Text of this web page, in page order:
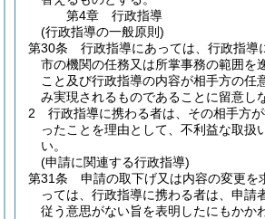
第4章
行政指導
(行政指導の一般原則)
第30条
行政指導にあっては、行政指導
市の機関の任務又は所掌事務の範囲を
こと及び行政指導の内容が相手方の任
み実現されるものであることに留意し
2
行政指導に携わる者は、その相手方
ったことを理由として、不利益な取扱
い。
(申請に関連する行政指導)
第31条
申請の取下げ又は内容の変更を
っては、行政指導に携わる者は、申請
従う意思がない旨を表明したにもかか